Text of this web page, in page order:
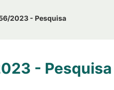
2023 - Pesquisa
- Pesquisa